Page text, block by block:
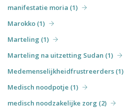
manifestatie moria (1)
Marokko (1)
Marteling (1)
Marteling na uitzetting Sudan (1)
Medemenselijkheidfrustreerders (1)
Medisch noodpotje (1)
medisch noodzakelijke zorg (2)